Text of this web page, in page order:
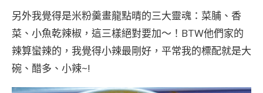
另外我覺得是米粉羹畫龍點晴的三大靈魂：菜脯、香
菜、小魚乾辣椒，這三樣絕對要加～！BTW他們家的
辣算蠻辣的，我覺得小辣最剛好，平常我的標配就是大
碗、醋多、小辣~!